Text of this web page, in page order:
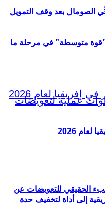
الصومال بعد وقف التمويل
الحقيقي للتعويضات عن
متوسطة” في مرحلة ما
إلى أداة لتخفيف حدة